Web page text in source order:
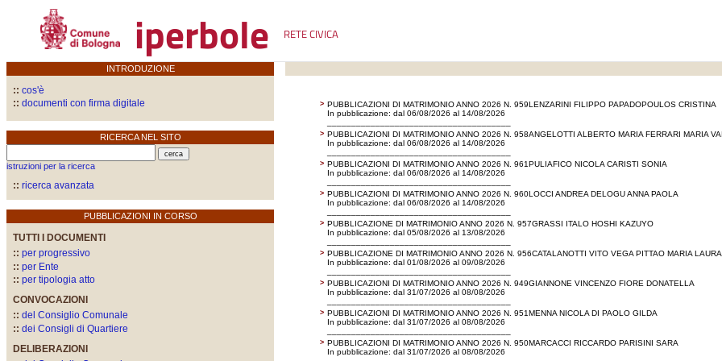
iperbole RETE CIVICA
INTRODUZIONE
:: cos'è
:: documenti con firma digitale
RICERCA NEL SITO
istruzioni per la ricerca
:: ricerca avanzata
PUBBLICAZIONI IN CORSO
TUTTI I DOCUMENTI
:: per progressivo
:: per Ente
:: per tipologia atto
CONVOCAZIONI
:: del Consiglio Comunale
:: dei Consigli di Quartiere
DELIBERAZIONI
> PUBBLICAZIONI DI MATRIMONIO ANNO 2026 N. 959LENZARINI FILIPPO PAPADOPOULOS CRISTINA
In pubblicazione: dal 06/08/2026 al 14/08/2026
> PUBBLICAZIONI DI MATRIMONIO ANNO 2026 N. 958ANGELOTTI ALBERTO MARIA FERRARI MARIA
In pubblicazione: dal 06/08/2026 al 14/08/2026
> PUBBLICAZIONI DI MATRIMONIO ANNO 2026 N. 961PULIAFICO NICOLA CARISTI SONIA
In pubblicazione: dal 06/08/2026 al 14/08/2026
> PUBBLICAZIONI DI MATRIMONIO ANNO 2026 N. 960LOCCI ANDREA DELOGU ANNA PAOLA
In pubblicazione: dal 06/08/2026 al 14/08/2026
> PUBBLICAZIONE DI MATRIMONIO ANNO 2026 N. 957GRASSI ITALO HOSHI KAZUYO
In pubblicazione: dal 05/08/2026 al 13/08/2026
> PUBBLICAZIONE DI MATRIMONIO ANNO 2026 N. 956CATALANOTTI VITO VEGA PITTAO MARIA LAURA
In pubblicazione: dal 01/08/2026 al 09/08/2026
> PUBBLICAZIONI DI MATRIMONIO ANNO 2026 N. 949GIANNONE VINCENZO FIORE DONATELLA
In pubblicazione: dal 31/07/2026 al 08/08/2026
> PUBBLICAZIONI DI MATRIMONIO ANNO 2026 N. 951MENNA NICOLA DI PAOLO GILDA
In pubblicazione: dal 31/07/2026 al 08/08/2026
> PUBBLICAZIONI DI MATRIMONIO ANNO 2026 N. 950MARCACCI RICCARDO PARISINI SARA
In pubblicazione: dal 31/07/2026 al 08/08/2026